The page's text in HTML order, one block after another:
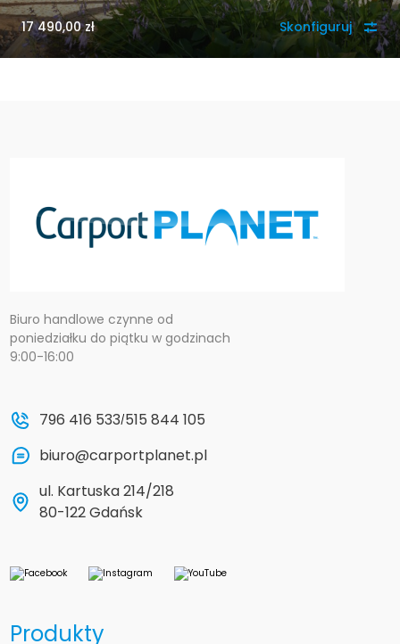
17 490,00zł Skonfiguruj
Biuro handlowe czynne od
poniedziałku do piątku w godzinach
9:00-16:00
796 416 533/515 844 105
biuro@carportplanet.pl
ul. Kartuska 214/218
80-122 Gdańsk
Produkty